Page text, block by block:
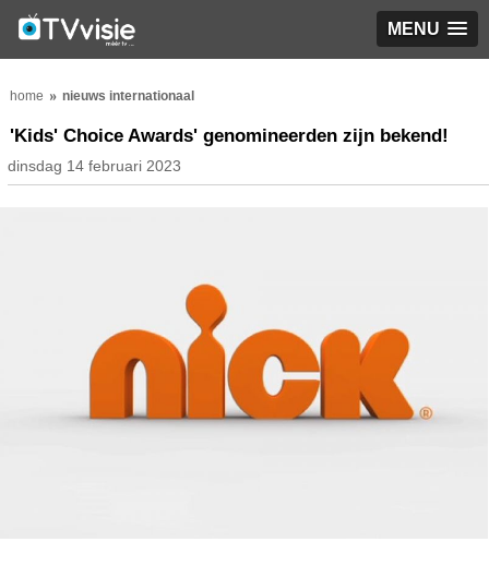
MENU
home nieuws internationaal
'Kids' Choice Awards' genomineerden zijn bekend!
dinsdag 14 februari 2023